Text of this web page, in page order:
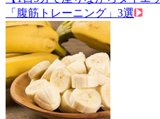
「腹筋トレーニング」3選